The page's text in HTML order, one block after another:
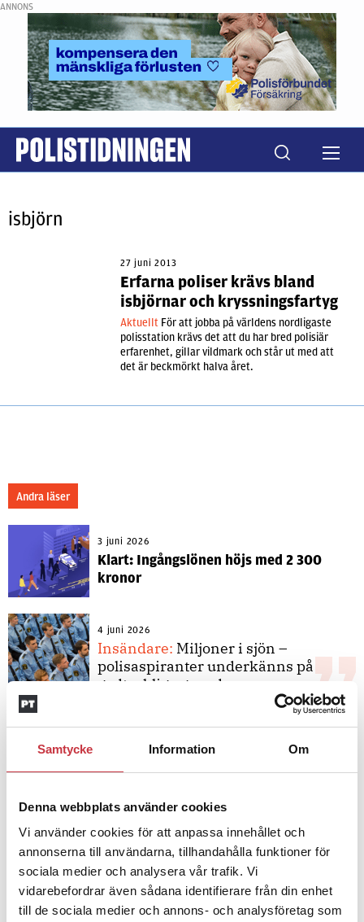
Samtycke Information Om
Denna webbplats använder cookies
Vi använder cookies för att anpassa innehållet och
annonserna till användarna, tillhandahålla funktioner för
sociala medier och analysera vår trafik. Vi
vidarebefordrar även sådana identifierare från din enhet
till de sociala medier och annons- och analysföretag som
ANNONS
isbjörn
27 juni 2013
Erfarna poliser krävs bland
isbjörnar och kryssningsfartyg
Aktuellt För att jobba på världens nordligaste
polisstation krävs det att du har bred polisiär
erfarenhet, gillar vildmark och står ut med att
det är beckmörkt halva året.
Andra läser
3 juni 2026
Klart: Ingångslönen höjs med 2 300
kronor
4 juni 2026
Insändare: Miljoner i sjön –
polisaspiranter underkänns på
godtyckliga grunder
Polisregionen erkänner fel: ”Kommer
att rättas till”